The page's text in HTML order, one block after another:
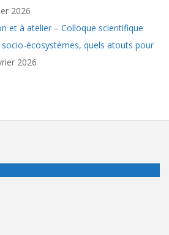
2026
et à atelier – Colloque scientifique
socio-écosystèmes, quels atouts pour
2026